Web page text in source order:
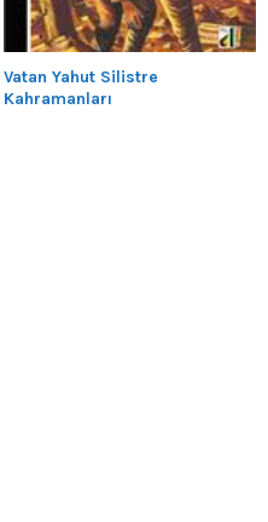
Vatan Yahut Silistre
Kahramanları